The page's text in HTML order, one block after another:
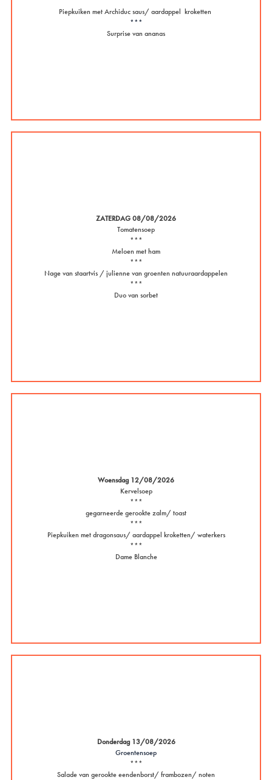
Piepkuiken met Archiduc saus/ aardappel kroketten
***
Surprise van ananas
ZATERDAG 08/08/2026
Tomatensoep
***
Meloen met ham
***
Nage van staartvis / julienne van groenten natuuraardappelen
***
Duo van sorbet
Woensdag 12/08/2026
Kervelsoep
***
gegarneerde gerookte zalm/ toast
***
Piepkuiken met dragonsaus/ aardappel kroketten/ waterkers
***
Dame Blanche
Donderdag 13/08/2026
Groentensoep
***
Salade van gerookte eendenborst/ frambozen/ noten